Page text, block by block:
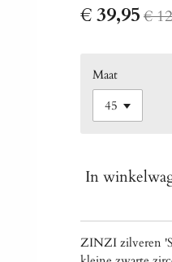
€ 39,95€
Maat
In
ZINZI zilveren